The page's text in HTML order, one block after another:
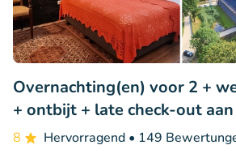
Overnachting(en) voor 2 +
+ ontbijt + late check-out
8 Hervorragend • 149